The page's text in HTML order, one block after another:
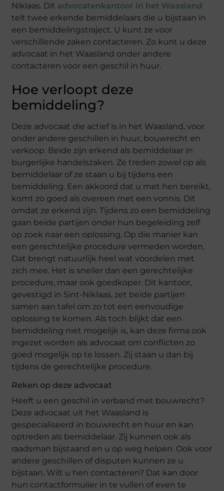
Niklaas. Dit advocatenkantoor in het Waasland
telt twee erkende bemiddelaars die u bijstaan in
een bemiddelingstraject. U kunt ze voor
verschillende zaken contacteren. Zo kunt u deze
advocaat in het Waasland onder andere
contacteren voor een geschil in huur.
Hoe verloopt deze
bemiddeling?
Deze advocaat die actief is in het Waasland, voor
onder andere geschillen in huur, bouwrecht en
verkoop. Beide zijn erkend als bemiddelaar in
burgerlijke handelszaken. Ze treden zowel op als
bemiddelaar of ze staan u bij tijdens een
bemiddeling. Een akkoord dat u met hen bereikt,
komt zo goed als overeen met een vonnis. Dit
omdat ze erkend zijn. Tijdens zo een bemiddeling
gaan beide partijen onder hun begeleiding zelf
op zoek naar een oplossing. Op die manier kan
een gerechtelijke procedure vermeden worden.
Dat brengt natuurlijk heel wat voordelen met
zich mee. Het is sneller dan een gerechtelijke
procedure, maar ook goedkoper. Dit kantoor,
gevestigd in Sint-Niklaas, zet beide partijen
samen aan tafel om zo tot een eenvoudige
oplossing te komen. Als toch blijkt dat een
bemiddeling niet mogelijk is, kan deze firma ook
ingezet worden als advocaat om conflicten zo
goed mogelijk op te lossen. Zij staan u dan bij
tijdens de gerechtelijke procedure.
Reken op deze advocaat
Heeft u een geschil in verband met bouwrecht?
Deze advocaat uit het Waasland is
gespecialiseerd in bouwrecht en huur en kan
optreden als bemiddelaar. Zij kunnen ook als
raadsman bijstaand en u op weg helpen. Ook voor
andere geschillen of disputen kunnen ze u
bijstaan. Wilt u hen contacteren? Dat kan door
hun contactformulier in te vullen of even te